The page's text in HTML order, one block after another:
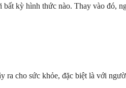
kỳ hình thức nào. Thay vào đó,
ra cho sức khỏe, đặc biệt là với